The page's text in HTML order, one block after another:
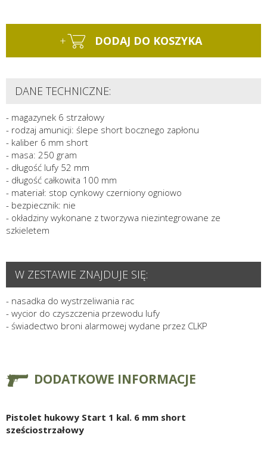
+ DODAJ DO KOSZYKA
DANE TECHNICZNE:
- magazynek 6 strzałowy
- rodzaj amunicji: ślepe short bocznego zapłonu
- kaliber 6 mm short
- masa: 250 gram
- długość lufy 52 mm
- długość całkowita 100 mm
- materiał: stop cynkowy czerniony ogniowo
- bezpiecznik: nie
- okładziny wykonane z tworzywa niezintegrowane ze
szkieletem
W ZESTAWIE ZNAJDUJE SIĘ:
- nasadka do wystrzeliwania rac
- wycior do czyszczenia przewodu lufy
- świadectwo broni alarmowej wydane przez CLKP
DODATKOWE INFORMACJE
Pistolet hukowy Start 1 kal. 6 mm short
sześciostrzałowy